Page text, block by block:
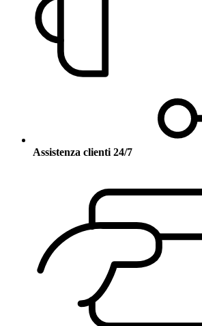
Assistenza clienti 24/7